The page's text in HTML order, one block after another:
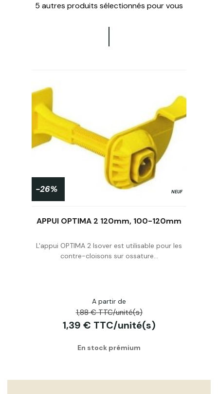
5 autres produits sélectionnés pour vous
-26% NEUF
APPUI OPTIMA 2 120mm, 100-120mm
L'appui OPTIMA 2 Isover est utilisable pour les
contre-cloisons sur ossature...
A partir de
1,88 € TTC/unité(s)
1,39 € TTC/unité(s)
En stock prémium